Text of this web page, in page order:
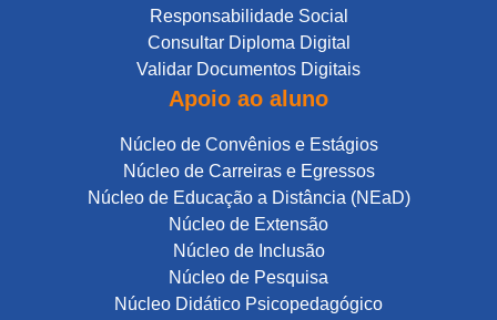
Responsabilidade Social
Consultar Diploma Digital
Validar Documentos Digitais
Apoio ao aluno
Núcleo de Convênios e Estágios
Núcleo de Carreiras e Egressos
Núcleo de Educação a Distância (NEaD)
Núcleo de Extensão
Núcleo de Inclusão
Núcleo de Pesquisa
Núcleo Didático Psicopedagógico